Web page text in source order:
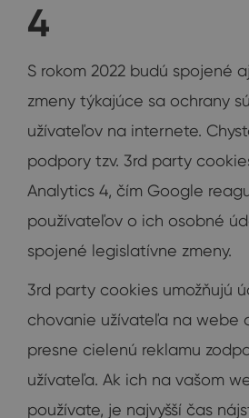
4
S rokom 2022 budú spojené
zmeny týkajúce sa ochrany
užívateľov na internete.
podpory tzv. 3rd party
Analytics 4, čím Google
používateľov o ich osobné
spojené legislatívne zmeny.
3rd party cookies umožňujú
chovanie užívateľa na webe
presne cielenú reklamu
užívateľa. Ak ich na vašom
používate, je najvyšší čas